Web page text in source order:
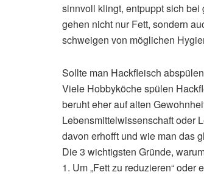
sinnvoll klingt, entpuppt sich
gehen nicht nur Fett, sondern
schweigen von möglichen
Sollte man Hackfleisch
Viele Hobbyköche spülen
beruht eher auf alten
Lebensmittelwissenschaft oder
davon erhofft und wie man das
Die 3 wichtigsten Gründe,
1. Um „Fett zu reduzieren“ oder